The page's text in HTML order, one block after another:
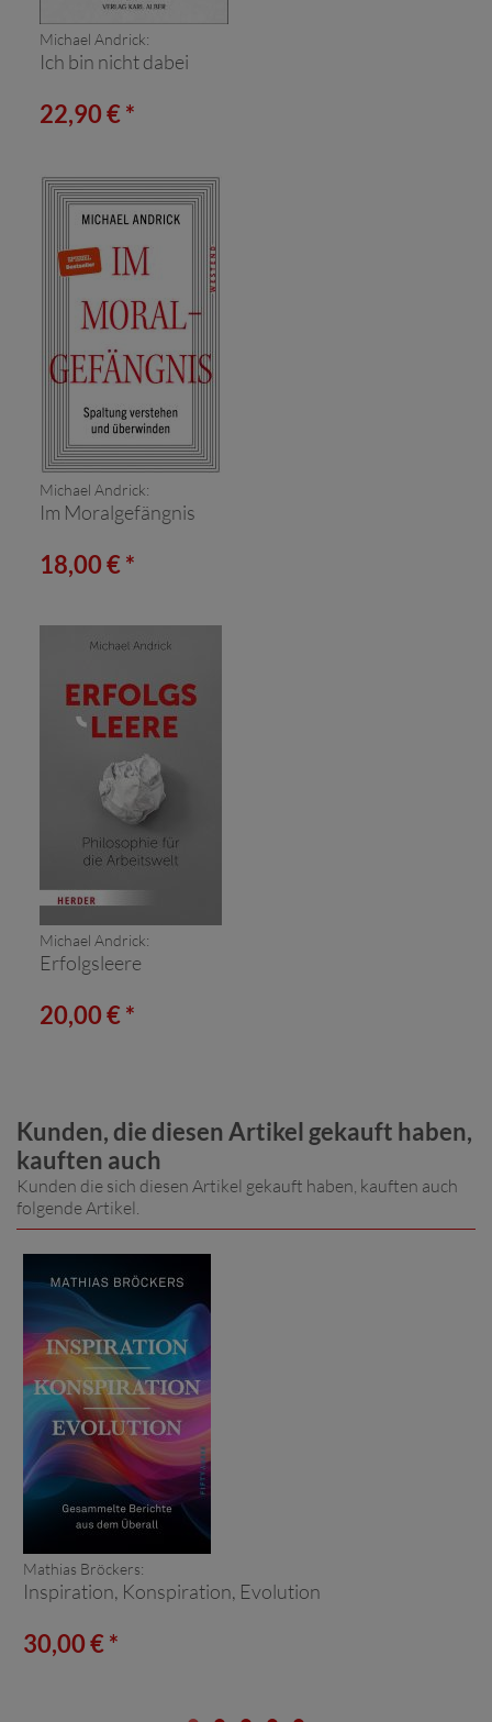
Michael Andrick:
Ich bin nicht dabei
22,90 € *
Michael Andrick:
Im Moralgefängnis
18,00 € *
Michael Andrick:
Erfolgsleere
20,00 € *
Kunden, die diesen Artikel gekauft haben,
kauften auch
Kunden die sich diesen Artikel gekauft haben, kauften auch
folgende Artikel.
Mathias Bröckers:
Inspiration, Konspiration, Evolution
30,00 € *